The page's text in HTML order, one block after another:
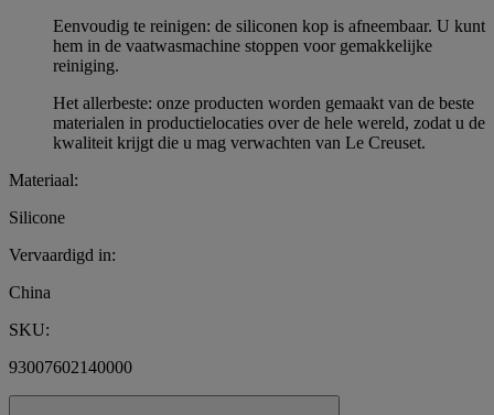
Eenvoudig te reinigen: de siliconen kop is afneembaar. U kunt
hem in de vaatwasmachine stoppen voor gemakkelijke
reiniging.
Het allerbeste: onze producten worden gemaakt van de beste
materialen in productielocaties over de hele wereld, zodat u de
kwaliteit krijgt die u mag verwachten van Le Creuset.
Materiaal:
Silicone
Vervaardigd in:
China
SKU:
93007602140000